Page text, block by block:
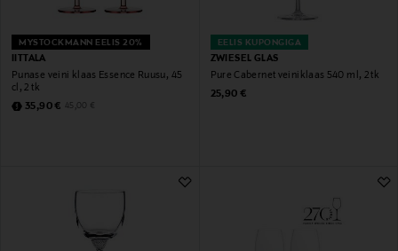
MYSTOCKMANN EELIS 20%
IITTALA
Punase veini klaas Essence Ruusu, 45
cl, 2 tk
Discounted Price
35,90 € Original Price
45,00 €
EELIS KUPONGIGA
ZWIESEL GLAS
Pure Cabernet veiniklaas 540 ml, 2 tk
Original Price
25,90 €